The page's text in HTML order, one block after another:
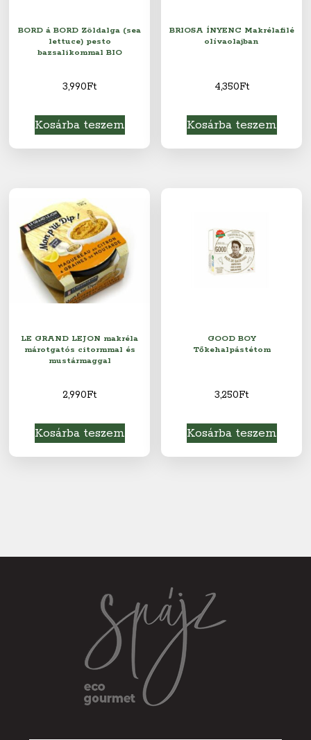
BORD á BORD Zöldalga (sea
lettuce) pesto
bazsalikommal BIO
3,990Ft
Kosárba teszem
BRIOSA ÍNYENC Makrélafilé
olívaolajban
4,350Ft
Kosárba teszem
LE GRAND LEJON makréla
márotgatós citormmal és
mustármaggal
2,990Ft
Kosárba teszem
GOOD BOY
Tőkehalpástétom
3,250Ft
Kosárba teszem